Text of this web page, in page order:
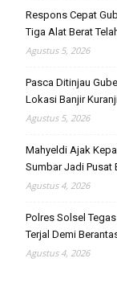
Respons Cepat
Tiga Alat Berat
Agustus 5, 2026
Pasca Ditinjau
Lokasi Banjir
Agustus 5, 2026
Mahyeldi Ajak
Sumbar Jadi Pusat
Agustus 4, 2026
Polres Solsel
Terjal Demi
Agustus 4, 2026